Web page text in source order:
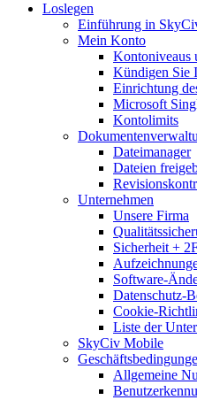
Loslegen
Einführung in
Mein Konto
Kontoniveaus
Kündigen Sie
Einrichtung
Microsoft
Kontolimits
Dateimanager
Dateien
Unternehmen
Unsere Firma
Sicherheit +
Software-
Datenschutz-
Cookie-
Liste der
SkyCiv Mobile
Allgemeine